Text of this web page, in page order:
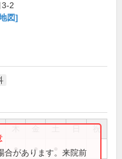
3-2
図]
祝
● ●
合があります。来院前